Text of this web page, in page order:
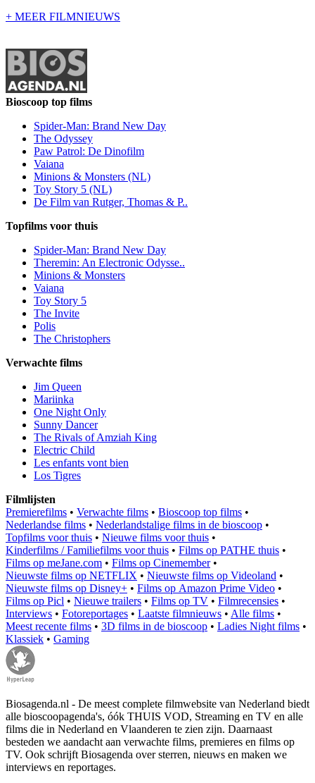
+ MEER FILMNIEUWS
Bioscoop top films
Spider-Man: Brand New Day
The Odyssey
Paw Patrol: De Dinofilm
Vaiana
Minions & Monsters (NL)
Toy Story 5 (NL)
De Film van Rutger, Thomas & P..
Topfilms voor thuis
Spider-Man: Brand New Day
Theremin: An Electronic Odysse..
Minions & Monsters
Vaiana
Toy Story 5
The Invite
Polis
The Christophers
Verwachte films
Jim Queen
Mariinka
One Night Only
Sunny Dancer
The Rivals of Amziah King
Electric Child
Les enfants vont bien
Los Tigres
Filmlijsten
Premierefilms • Verwachte films • Bioscoop top films •
Nederlandse films • Nederlandstalige films in de bioscoop •
Topfilms voor thuis • Nieuwe films voor thuis •
Kinderfilms / Familiefilms voor thuis • Films op PATHE thuis •
Films op meJane.com • Films op Cinemember•
Nieuwste films op NETFLIX • Nieuwste films op Videoland •
Nieuwste films op Disney+ • Films op Amazon Prime Video •
Films op Picl • Nieuwe trailers • Films op TV • Filmrecensies •
Interviews • Fotoreportages • Laatste filmnieuws • Alle films •
Meest recente films • 3D films in de bioscoop • Ladies Night films •
Klassiek • Gaming
Biosagenda.nl - De meest complete filmwebsite van Nederland biedt
alle bioscoopagenda's, óók THUIS VOD, Streaming en TV en alle
films die in Nederland en Vlaanderen te zien zijn. Daarnaast
besteden we aandacht aan verwachte films, premieres en films op
TV. Ook schrijft Biosagenda over sterren, nieuws en maken we
interviews en reportages.